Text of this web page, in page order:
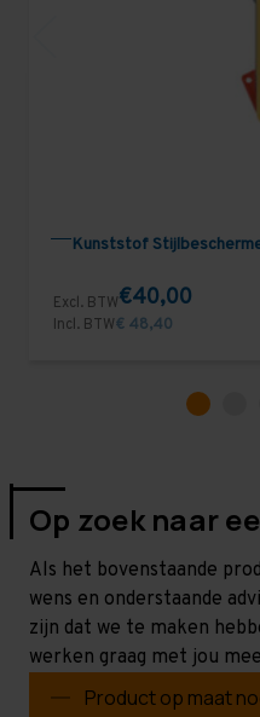
Kunststof
Excl. BTW€40,00
Incl. BTW€ 48,40
Op zoek naar
Als het bovenstaande
wens en onderstaande
zijn dat we te maken
werken graag met jou
Product op maat